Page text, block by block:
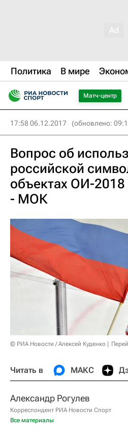
Политика В мире
Матч-центр
17:58 06.12.2017 (обновлено:
Вопрос об
российской
объектах ОИ-
- МОК
© РИА Новости / Алексей Куденко
Читать в МАКС
Александр Рогулев
Корреспондент РИА Новости Спорт
Все материалы